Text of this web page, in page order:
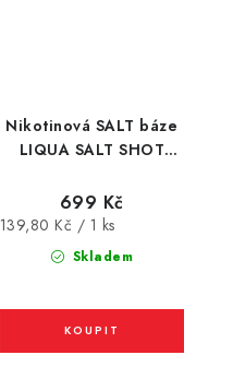
Nikotinová SALT báze
LIQUA SALT SHOT
/ 15mg
Skladem
699 Kč
Měrná
139,80 Kč / 1 ks